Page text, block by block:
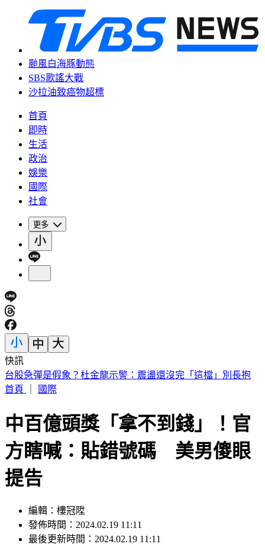
颱風白海豚動態
SBS歌謠大戰
沙拉油致癌物超標
首頁
即時
生活
政治
娛樂
國際
社會
更多
快訊
TVBS 8/9電視獨家LIVE播出《2026 SBS歌謠大戰SUMMER》
首頁
國際
中百億頭獎「拿不到錢」！官
方瞎喊：貼錯號碼 美男傻眼
提告
編輯：樓冠陞
發佈時間：2024.02.19 11:11
最後更新時間：2024.02.19 11:11